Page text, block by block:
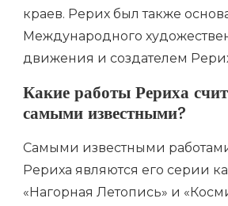
краев. Рерих был также
Международного
движения и создателем
Какие работы Рериха
самыми известными?
Самыми известными
Рериха являются его серии
«Нагорная Летопись» и